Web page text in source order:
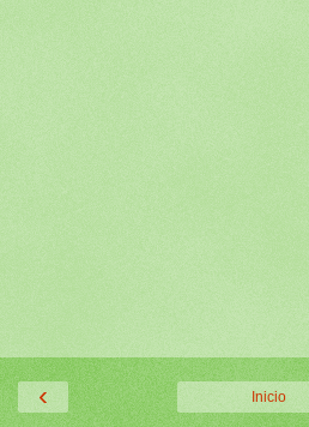
‹ Inicio